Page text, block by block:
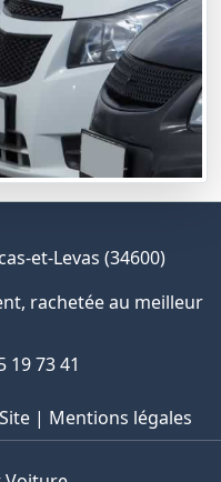
et-Levas (34600)
rachetée au meilleur
19 73 41
| Mentions légales